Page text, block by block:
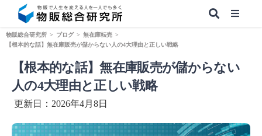
【無料】副業&本業 物販ノウハウ
物販総合研究所 > ブログ > 無在庫転売 >
【根本的な話】無在庫販売が儲からない人の4大理由と正しい戦略
【根本的な話】無在庫販売が儲からない
人の4大理由と正しい戦略
更新日：2026年4月8日